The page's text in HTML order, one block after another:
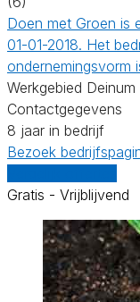
Doen met Groen is
01-01-2018. Het
ondernemingsvorm
Werkgebied Deinum
Contactgegevens
8 jaar in bedrijf
Bezoek
Gratis - Vrijblijvend